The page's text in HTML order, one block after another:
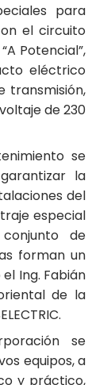
para
el circuito
Potencial”,
eléctrico
transmisión,
de 230
se
la
del
especial
de
forman un
Ing. Fabián
de la
se
equipos, a
y práctico,